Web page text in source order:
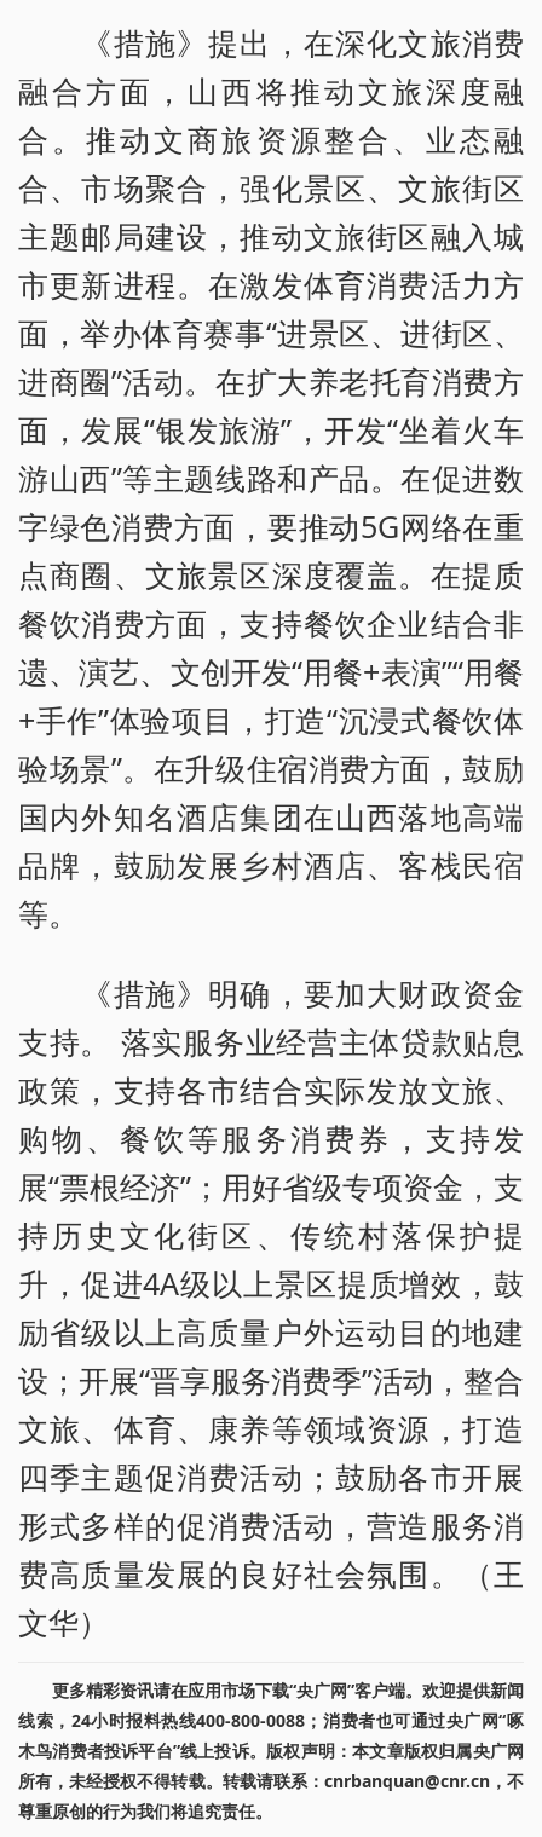
《措施》提出，在深化文旅消费
融合方面，山西将推动文旅深度融
合。推动文商旅资源整合、业态融
合、市场聚合，强化景区、文旅街区
主题邮局建设，推动文旅街区融入城
市更新进程。在激发体育消费活力方
面，举办体育赛事“进景区、进街区、
进商圈”活动。在扩大养老托育消费方
面，发展“银发旅游”，开发“坐着火车
游山西”等主题线路和产品。在促进数
字绿色消费方面，要推动5G网络在重
点商圈、文旅景区深度覆盖。在提质
餐饮消费方面，支持餐饮企业结合非
遗、演艺、文创开发“用餐+表演”“用餐
+手作”体验项目，打造“沉浸式餐饮体
验场景”。在升级住宿消费方面，鼓励
国内外知名酒店集团在山西落地高端
品牌，鼓励发展乡村酒店、客栈民宿
等。
《措施》明确，要加大财政资金
支持。 落实服务业经营主体贷款贴息
政策，支持各市结合实际发放文旅、
购物、餐饮等服务消费券，支持发
展“票根经济”；用好省级专项资金，支
持历史文化街区、传统村落保护提
升，促进4A级以上景区提质增效，鼓
励省级以上高质量户外运动目的地建
设；开展“晋享服务消费季”活动，整合
文旅、体育、康养等领域资源，打造
四季主题促消费活动；鼓励各市开展
形式多样的促消费活动，营造服务消
费高质量发展的良好社会氛围。（王
文华）
更多精彩资讯请在应用市场下载“央广网”客户端。欢迎提供新闻
线索，24小时报料热线400-800-0088；消费者也可通过央广网“啄
木鸟消费者投诉平台”线上投诉。版权声明：本文章版权归属央广网
所有，未经授权不得转载。转载请联系：cnrbanquan@cnr.cn，不
尊重原创的行为我们将追究责任。